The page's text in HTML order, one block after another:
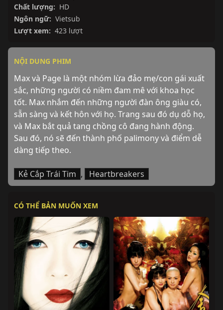
Chất lượng: HD
Ngôn ngữ: Vietsub
Lượt xem: 423 lượt
NỘI DUNG PHIM
Max và Page là một nhóm lừa đảo mẹ/con gái xuất
sắc, những người có niềm đam mê với khoa học
tốt. Max nhắm đến những người đàn ông giàu có,
sẵn sàng và kết hôn với họ. Trang sau đó dụ dỗ họ,
và Max bắt quả tang chồng cô đang hành động.
Sau đó, nó sẽ đến thành phố palimony và điểm dễ
dàng tiếp theo.
Kẻ Cắp Trái Tim , Heartbreakers
CÓ THỂ BẢN MUỐN XEM